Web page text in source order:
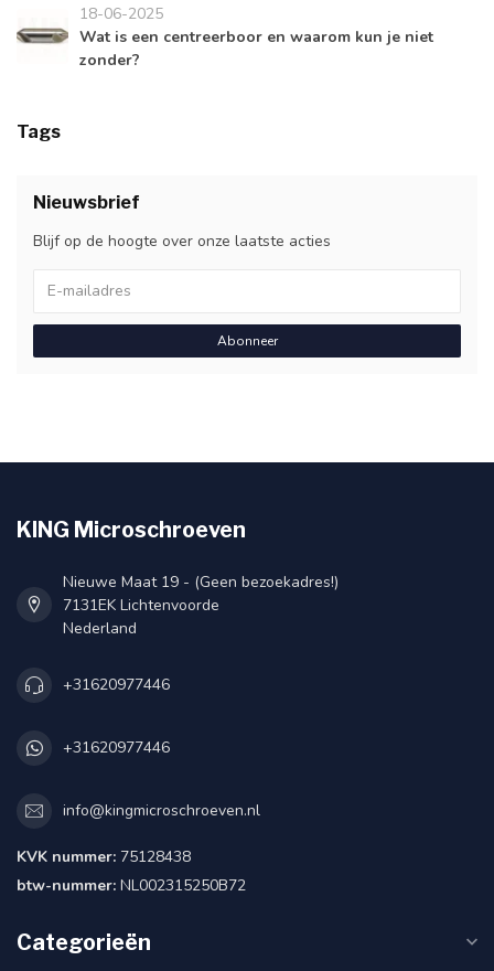
18-06-2025
Wat is een centreerboor en waarom kun je niet
zonder?
Tags
Nieuwsbrief
Blijf op de hoogte over onze laatste acties
Abonneer
KING Microschroeven
Nieuwe Maat 19 - (Geen bezoekadres!)
7131EK Lichtenvoorde
Nederland
+31620977446
+31620977446
info@kingmicroschroeven.nl
KVK nummer: 75128438
btw-nummer: NL002315250B72
Categorieën